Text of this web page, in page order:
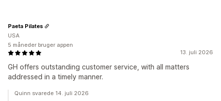
13. juli 2026
GH offers outstanding customer service, with all matters
addressed in a timely manner.
Paeta Pilates
USA
5 måneder bruger appen
Quinn svarede 14. juli 2026